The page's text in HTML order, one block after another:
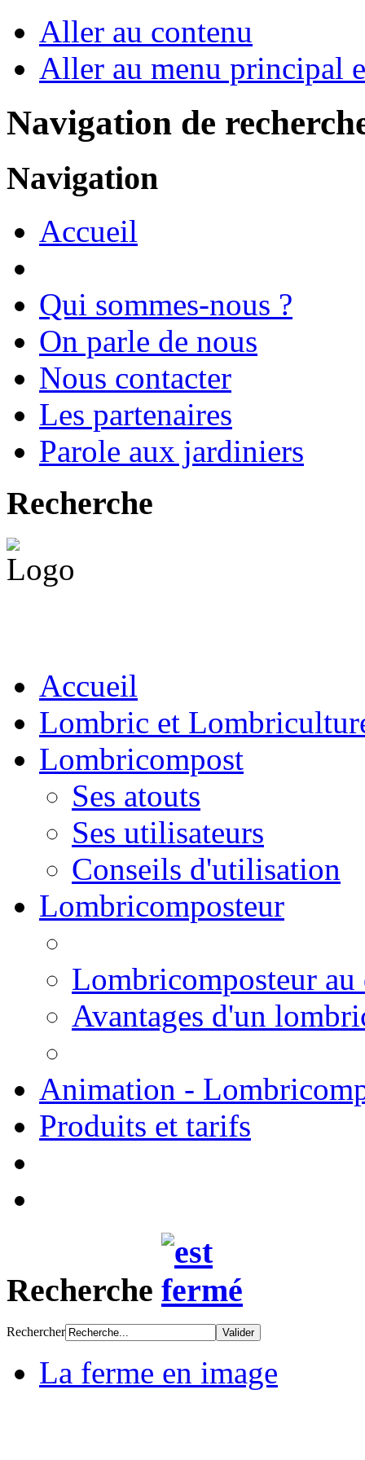
Aller au contenu
Aller au menu principal
Navigation de
Navigation
Accueil
Qui sommes-nous ?
On parle de nous
Nous contacter
Les partenaires
Parole aux jardiniers
Recherche
Accueil
Lombric et
Lombricompost
Ses atouts
Ses utilisateurs
Conseils d'utilisation
Lombricomposteur
Lombricomposteur
Avantages d'un
Animation -
Produits et tarifs
Recherche
Rechercher
La ferme en image